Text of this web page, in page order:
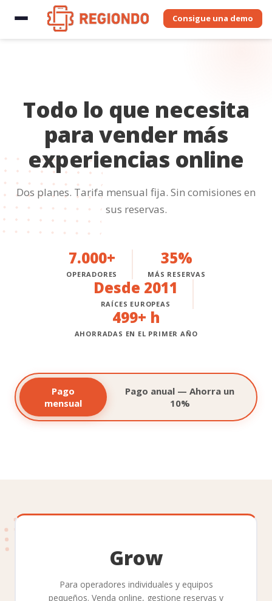
Consigue una demo
Todo lo que necesita
para vender más
experiencias online
Dos planes. Tarifa mensual fija. Sin comisiones en
sus reservas.
7.000+
OPERADORES
35%
MÁS RESERVAS
Desde 2011
RAÍCES EUROPEAS
500+ h
AHORRADAS EN EL PRIMER AÑO
Pago
mensual
Pago anual — Ahorra un
10%
Grow
Para operadores individuales y equipos
pequeños. Venda online, gestione reservas y